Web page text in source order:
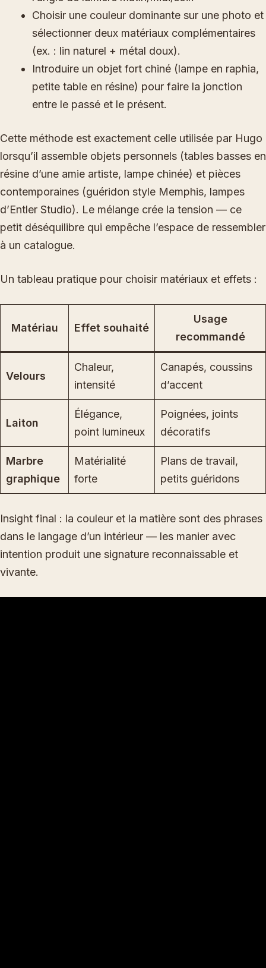
Choisir une couleur dominante sur une photo et
sélectionner deux matériaux complémentaires
(ex. : lin naturel + métal doux).
Introduire un objet fort chiné (lampe en raphia,
petite table en résine) pour faire la jonction
entre le passé et le présent.
Cette méthode est exactement celle utilisée par Hugo
lorsqu’il assemble objets personnels (tables basses en
résine d’une amie artiste, lampe chinée) et pièces
contemporaines (guéridon style Memphis, lampes
d’Entler Studio). Le mélange crée la tension — ce
petit déséquilibre qui empêche l’espace de ressembler
à un catalogue.
Un tableau pratique pour choisir matériaux et effets :
Matériau Effet souhaité
Usage
recommandé
Velours
Chaleur,
intensité
Canapés, coussins
d’accent
Laiton
Élégance,
point lumineux
Poignées, joints
décoratifs
Marbre
graphique
Matérialité
forte
Plans de travail,
petits guéridons
Insight final : la couleur et la matière sont des phrases
dans le langage d’un intérieur — les manier avec
intention produit une signature reconnaissable et
vivante.